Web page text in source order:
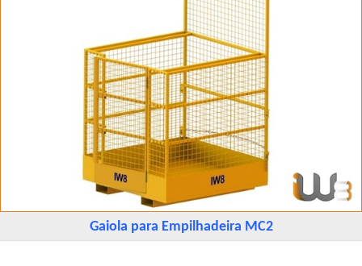
Gaiola para Empilhadeira MC2